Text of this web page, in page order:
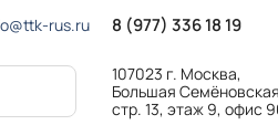
rus.ru 8 (977) 336 18 19
107023 г. Москва,
Большая
стр. 13, этаж 9, офис